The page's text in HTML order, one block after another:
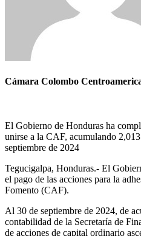
Cámara Colombo
El Gobierno de Honduras ha
unirse a la CAF, acumulando
septiembre de 2024
Tegucigalpa, Honduras.- El
el pago de las acciones para la
Fomento (CAF).
Al 30 de septiembre de 2024, de
contabilidad de la Secretaría de
de acciones de capital ordinario